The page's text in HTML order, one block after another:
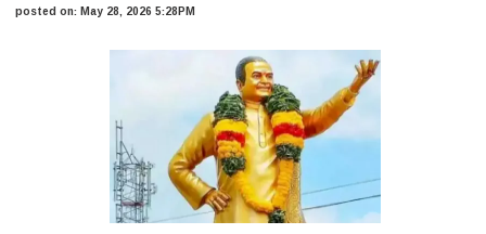
posted on:May 28, 2026 5:28PM